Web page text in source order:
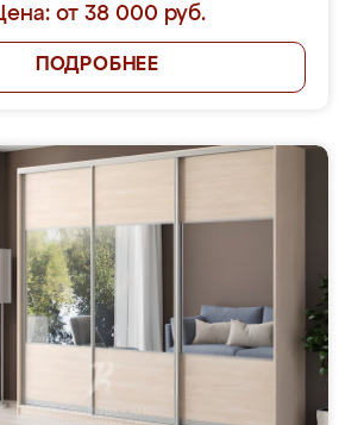
от 38 000 руб.
ПОДРОБНЕЕ